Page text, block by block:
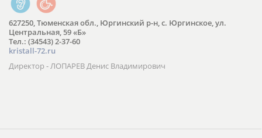
627250, Тюменская обл., Юргинский р-н, с. Юргинское, ул.
Центральная, 59 «Б»
Тел.: (34543) 2-37-60
kristall-72.ru
Директор - ЛОПАРЕВ Денис Владимирович